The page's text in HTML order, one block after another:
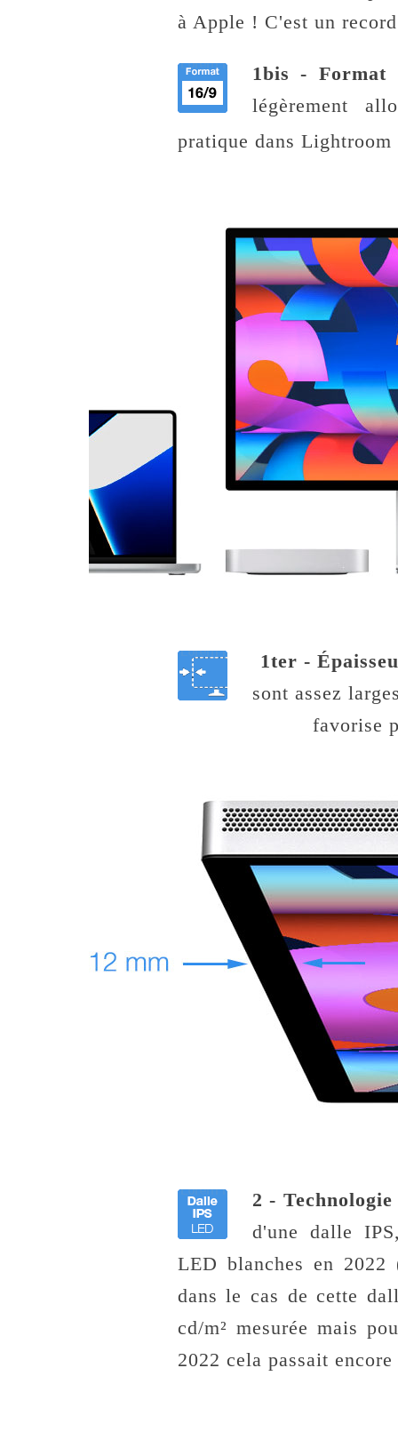
à Apple ! C'est un
1bis - Format
légèrement
pratique dans
1ter -
sont assez
favorise
2 -
d'une dalle
LED blanches en
dans le cas de cette
cd/m² mesurée mais
2022 cela passait